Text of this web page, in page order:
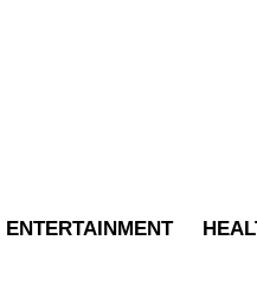
ENTERTAINMENT